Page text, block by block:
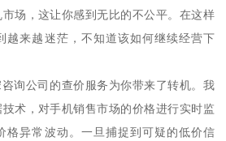
场，这让你感到无比的不公平。在这样
越来越迷茫，不知道该如何继续经营下
询公司的查价服务为你带来了转机。我
术，对手机销售市场的价格进行实时监
格异常波动。一旦捕捉到可疑的低价信